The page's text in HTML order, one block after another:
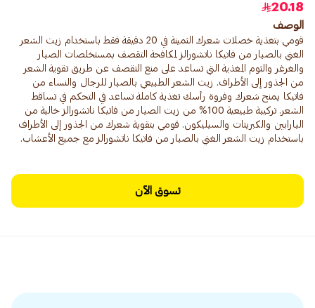
20.18
الوصف
قومي بتغذية خصلات شعرك الثمينة في 20 دقيقة فقط باستخدام زيت الشعر
الغني بالصبار من فاتيكا ناتشورالز لمكافحة التقصف بمستخلصات الصبار
والغرغر والثوم المغذية التي تساعد على منع التقصف عن طريق تقوية الشعر
من الجذور إلى الأطراف. زيت الشعر الطبيعي بالصبار للرجال والنساء من
فاتيكا يمنح شعرك وفروة رأسك تغذية كاملة تساعد في التحكم في تساقط
الشعر. تركيبة طبيعية 100% من زيت الصبار من فاتيكا ناتشورالز خالية من
البارابين والكبريتات والسيليكون. قومي بتقوية شعرك من الجذور إلى الأطراف
باستخدام زيت الشعر الغني بالصبار من فاتيكا ناتشورالز مع جميع الأعشاب.
تسوق الآن